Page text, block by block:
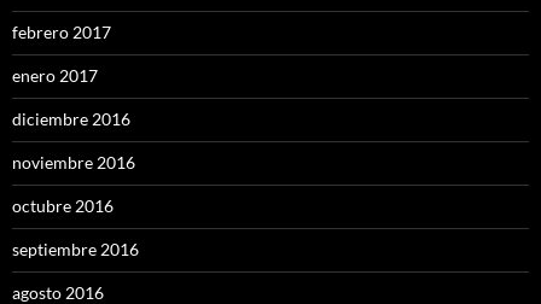
febrero 2017
enero 2017
diciembre 2016
noviembre 2016
octubre 2016
septiembre 2016
agosto 2016